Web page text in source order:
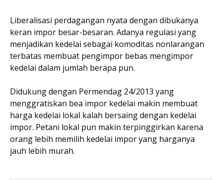
Liberalisasi perdagangan nyata dengan dibukanya
keran impor besar-besaran. Adanya regulasi yang
menjadikan kedelai sebagai komoditas nonlarangan
terbatas membuat pengimpor bebas mengimpor
kedelai dalam jumlah berapa pun.
Didukung dengan Permendag 24/2013 yang
menggratiskan bea impor kedelai makin membuat
harga kedelai lokal kalah bersaing dengan kedelai
impor. Petani lokal pun makin terpinggirkan karena
orang lebih memilih kedelai impor yang harganya
jauh lebih murah.